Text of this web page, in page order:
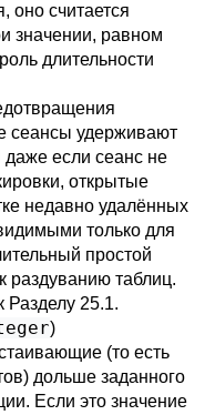
оно считается
значении, равном
длительности
сеансы удерживают
даже если сеанс не
открытые
недавно удалённых
только для
простой
раздуванию таблиц.
Разделу 25.1.
)
(то есть
дольше заданного
Если это значение